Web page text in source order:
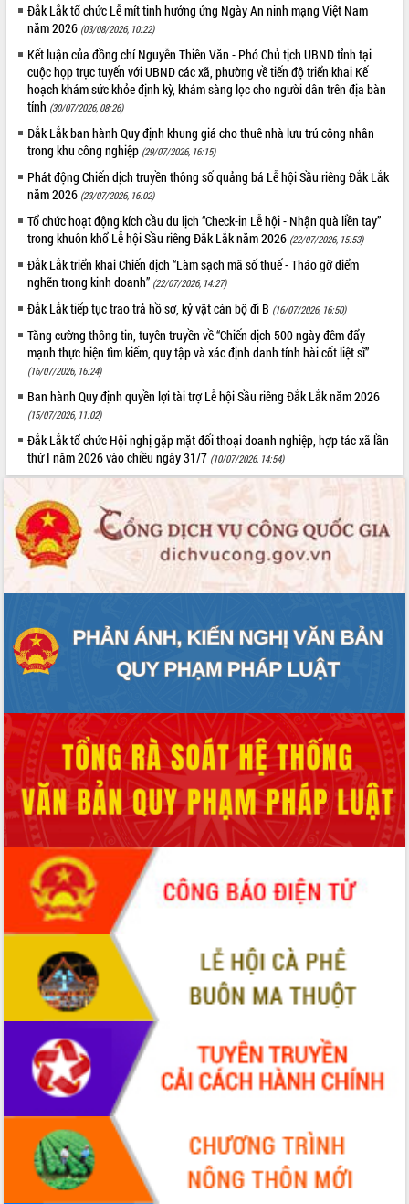
Đắk Lắk tổ chức Lễ mít tinh hưởng ứng Ngày An ninh mạng Việt Nam
năm 2026 (03/08/2026, 10:22)
Kết luận của đồng chí Nguyễn Thiên Văn - Phó Chủ tịch UBND tỉnh tại
cuộc họp trực tuyến với UBND các xã, phường về tiến độ triển khai Kế
hoạch khám sức khỏe định kỳ, khám sàng lọc cho người dân trên địa bàn
tỉnh (30/07/2026, 08:26)
Đắk Lắk ban hành Quy định khung giá cho thuê nhà lưu trú công nhân
trong khu công nghiệp (29/07/2026, 16:15)
Phát động Chiến dịch truyền thông số quảng bá Lễ hội Sầu riêng Đắk Lắk
năm 2026 (23/07/2026, 16:02)
Tổ chức hoạt động kích cầu du lịch “Check-in Lễ hội - Nhận quà liền tay”
trong khuôn khổ Lễ hội Sầu riêng Đắk Lắk năm 2026 (22/07/2026, 15:53)
Đắk Lắk triển khai Chiến dịch “Làm sạch mã số thuế - Tháo gỡ điểm
nghẽn trong kinh doanh” (22/07/2026, 14:27)
Đắk Lắk tiếp tục trao trả hồ sơ, kỷ vật cán bộ đi B (16/07/2026, 16:50)
Tăng cường thông tin, tuyên truyền về “Chiến dịch 500 ngày đêm đẩy
mạnh thực hiện tìm kiếm, quy tập và xác định danh tính hài cốt liệt sĩ”
(16/07/2026, 16:24)
Ban hành Quy định quyền lợi tài trợ Lễ hội Sầu riêng Đắk Lắk năm 2026
(15/07/2026, 11:02)
Đắk Lắk tổ chức Hội nghị gặp mặt đối thoại doanh nghiệp, hợp tác xã lần
thứ I năm 2026 vào chiều ngày 31/7 (10/07/2026, 14:54)